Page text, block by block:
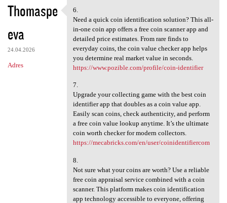
Thomaspe
eva
24.04.2026
Adres
6.
6.
Need a quick coin identification solution? This all-
in-one coin app offers a free coin scanner app and
detailed price estimates. From rare finds to
everyday coins, the coin value checker app helps
you determine real market value in seconds.
https://www.pozible.com/profile/coin-identifier
7.
Upgrade your collecting game with the best coin
identifier app that doubles as a coin value app.
Easily scan coins, check authenticity, and perform
a free coin value lookup anytime. It’s the ultimate
coin worth checker for modern collectors.
https://mecabricks.com/en/user/coinidentifiercom
8.
Not sure what your coins are worth? Use a reliable
free coin appraisal service combined with a coin
scanner. This platform makes coin identification
app technology accessible to everyone, offering